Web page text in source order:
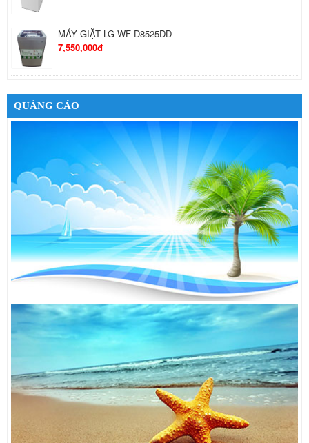
MÁY GIẶT LG WF-D8525DD
7,550,000đ
38,790,000đ
TỦ LẠNH TOSHIBA GR-K21VPB
7,000,000đ
QUẢNG CÁO